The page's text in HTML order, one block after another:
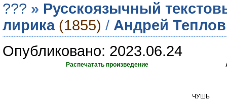
??? » Русскоязычный
лирика (1855) / Андрей Теплов
Опубликовано: 2023.06.24
Распечатать произведение
ЧУШЬ